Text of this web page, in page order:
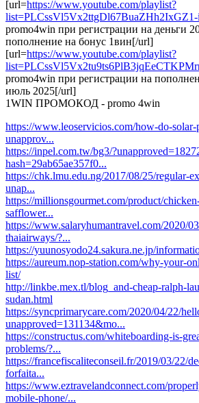
[url=https://www.youtube.com/playlist?
list=PLCssVl5Vx2ttgDl67BuaZHh2IxGZ1-
promo4win при регистрации на деньги
пополнение на бонус 1вин[/url]
[url=https://www.youtube.com/playlist?
promo4win при регистрации на
июль 2025[/url]
1WIN ПРОМОКОД - promo 4win
https://www.leoservicios.com/how-do-
unapprov...
https://inpel.com.tw/bg3/
hash=29ab65ae357f0...
https://chk.lmu.edu.ng/2017/08/25/regular-
unap...
https://millionsgourmet.com/product/
safflower...
https://www.salaryhumantravel.com/2020/
thaiairways/?...
https://yuunosyodo24.sakura.ne.jp/
https://aureum.nop-station.com/why-your-
list/
http://linkbe.mex.tl/blog_and-cheap-ralph-
sudan.html
https://syncprimarycare.com/2020/04/22/
unapproved=131134&mo...
https://constructus.com/whiteboarding-is-
problems/?...
https://francefiscaliteconseil.fr/2019/03/22/
forfaita...
https://www.eztravelandconnect.com/
mobile-phone/...